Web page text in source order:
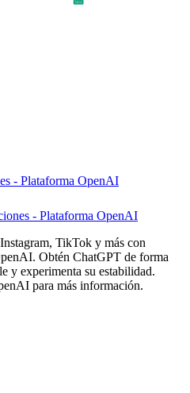
- Plataforma OpenAI
- Plataforma OpenAI
TikTok y más con
Obtén ChatGPT de forma
y experimenta su estabilidad.
para más información.